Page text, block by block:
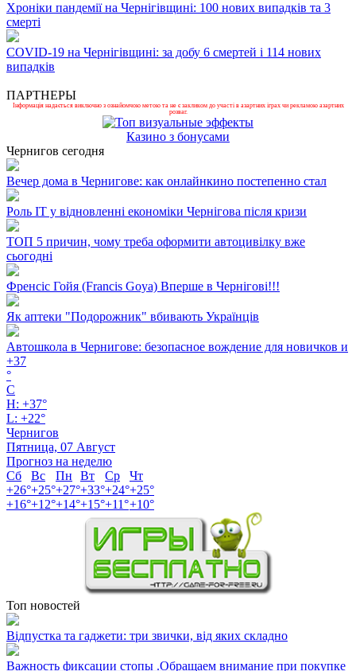
Хроніки пандемії на Чернігівщині: 100 нових випадків та 3
смерті
COVID-19 на Чернігівщині: за добу 6 смертей і 114 нових
випадків
ПАРТНЕРЫ
Інформація надається виключно з ознайомчою метою та не є закликом до участі в азартних іграх чи рекламою азартних
розваг.
Казино з бонусами
Чернигов сегодня
Вечер дома в Чернигове: как онлайнкино постепенно стал
Роль ІТ у відновленні економіки Чернігова після кризи
ТОП 5 причин, чому треба оформити автоцивілку вже
сьогодні
Френсіс Гойя (Francis Goya) Вперше в Чернігові!!!
Як аптеки "Подорожник" вбивають Українців
Автошкола в Чернигове: безопасное вождение для новичков и
+37
°
C
H: +37°
L: +22°
Чернигов
Пятница, 07 Август
Прогноз на неделю
Сб
Вс Пн Вт Ср
Чт
+26°+25°+27°+33°+24°+25°
+16°+12°+14°+15°+11°+10°
Топ новостей
Відпустка та гаджети: три звички, від яких складно
Важность фиксации стопы .Обращаем внимание при покупке